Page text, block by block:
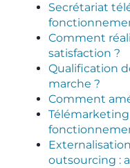
Secrétariat
Comment
satisfaction ?
Qualification
marche ?
Comment
outsourcing :